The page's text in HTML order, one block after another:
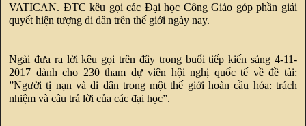
VATICAN. ĐTC kêu gọi các Đại học Công Giáo góp phần giải
quyết hiện tượng di dân trên thế giới ngày nay.
Ngài đưa ra lời kêu gọi trên đây trong buổi tiếp kiến sáng 4-11-
2017 dành cho 230 tham dự viên hội nghị quốc tế về đề tài:
”Người tị nạn và di dân trong một thế giới hoàn cầu hóa: trách
nhiệm và câu trả lời của các đại học”.